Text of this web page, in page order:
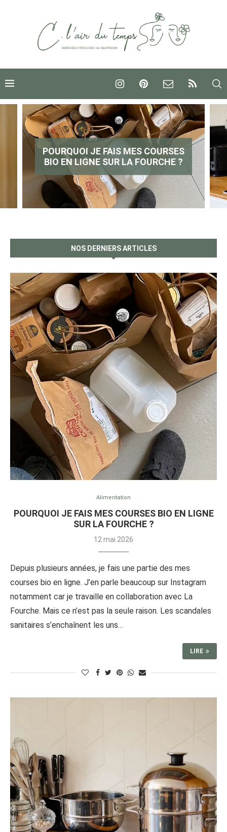
POURQUOI JE FAIS MES COURSES
BIO EN LIGNE SUR LA FOURCHE ?
NOS DERNIERS ARTICLES
Alimentation
POURQUOI JE FAIS MES COURSES BIO EN LIGNE
SUR LA FOURCHE ?
12 mai 2026
Depuis plusieurs années, je fais une partie des mes
courses bio en ligne. J’en parle beaucoup sur Instagram
notamment car je travaille en collaboration avec La
Fourche. Mais ce n’est pas la seule raison. Les scandales
sanitaires s’enchaînent les uns…
LIRE